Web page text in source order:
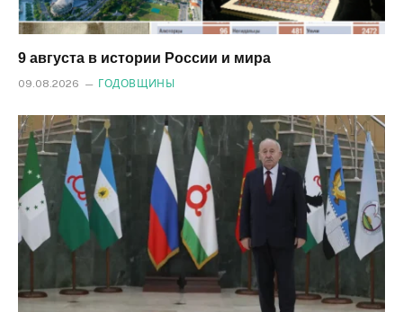
9 августа в истории России и мира
09.08.2026 ГОДОВЩИНЫ